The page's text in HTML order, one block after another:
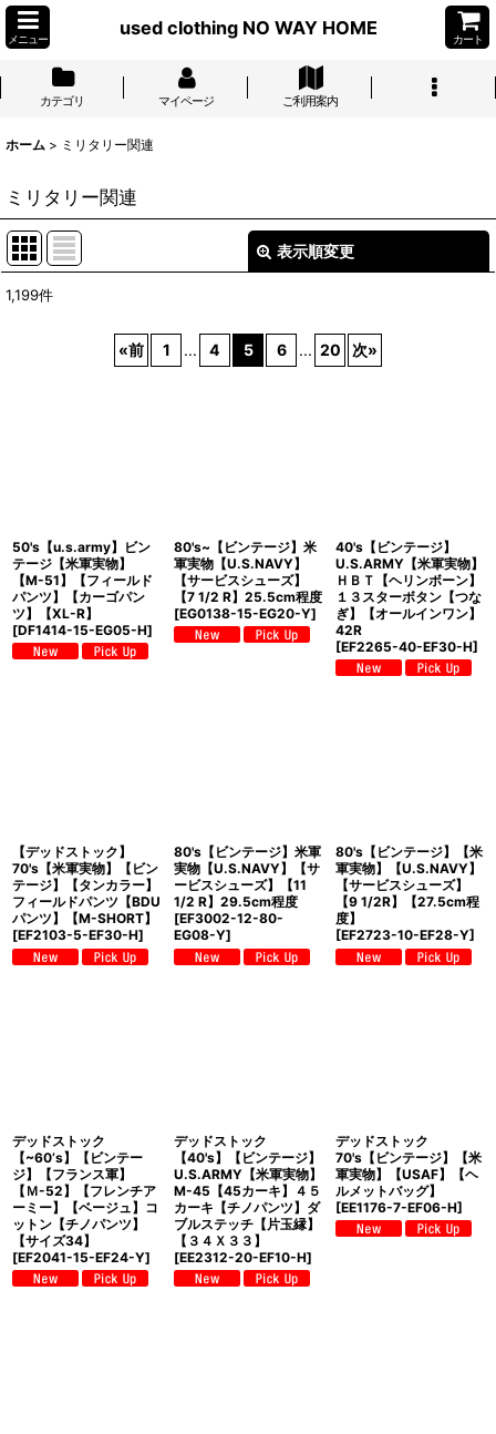
メニュー
used clothing NO WAY HOME
カート
カテゴリ マイページ ご利用案内
ホーム > ミリタリー関連
ミリタリー関連
表示順変更
1,199件
«前 1 ... 4 5 6 ... 20 次»
50's【u.s.army】ビン
テージ【米軍実物】
【M-51】【フィールド
パンツ】【カーゴパン
ツ】【XL-R】
[DF1414-15-EG05-H]
80's~【ビンテージ】米
軍実物【U.S.NAVY】
【サービスシューズ】
【7 1/2 R】25.5cm程度
[EG0138-15-EG20-Y]
40's【ビンテージ】
U.S.ARMY【米軍実物】
ＨＢＴ【ヘリンボーン】
１３スターボタン【つな
ぎ】【オールインワン】
42R
[EF2265-40-EF30-H]
【デッドストック】
70's【米軍実物】【ビン
テージ】【タンカラー】
フィールドパンツ【BDU
パンツ】【M-SHORT】
[EF2103-5-EF30-H]
80's【ビンテージ】米軍
実物【U.S.NAVY】【サ
ービスシューズ】【11
1/2 R】29.5cm程度
[EF3002-12-80-
EG08-Y]
80's【ビンテージ】【米
軍実物】【U.S.NAVY】
【サービスシューズ】
【9 1/2R】【27.5cm程
度】
[EF2723-10-EF28-Y]
デッドストック
【~60’s】【ビンテー
ジ】【フランス軍】
【Ｍ-52】【フレンチア
ーミー】【ベージュ】コ
ットン【チノパンツ】
【サイズ34】
[EF2041-15-EF24-Y]
デッドストック
【40's】【ビンテージ】
U.S.ARMY【米軍実物】
M-45【45カーキ】４５
カーキ【チノパンツ】ダ
ブルステッチ【片玉縁】
【３４Ｘ３３】
[EE2312-20-EF10-H]
デッドストック
70's【ビンテージ】【米
軍実物】【USAF】【ヘ
ルメットバッグ】
[EE1176-7-EF06-H]